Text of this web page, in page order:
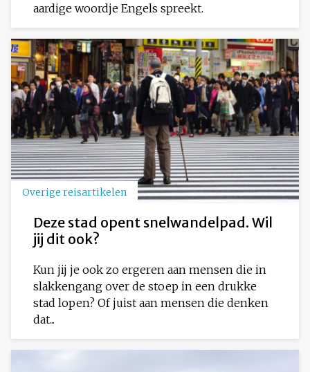
aardige woordje Engels spreekt.
Overige reisartikelen
Deze stad opent snelwandelpad. Wil
jij dit ook?
Kun jij je ook zo ergeren aan mensen die in
slakkengang over de stoep in een drukke
stad lopen? Of juist aan mensen die denken
dat...